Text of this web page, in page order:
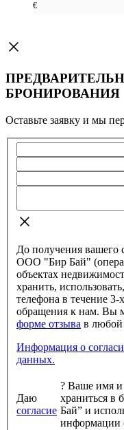
€
БРОНИРОВАНИЯ
Оставьте заявку и мы
До получения вашего
ООО "Бир Бай"
объектах
хранить,
телефона в течение
форме отзыва
в
Информация о согласии на обработку персональных
данных.
Даю
согласие
? Ваше имя и
храниться в базе данных клиентов ООО “Бир
Бай” и